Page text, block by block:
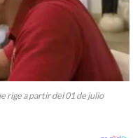
rige a partir del 01 de julio